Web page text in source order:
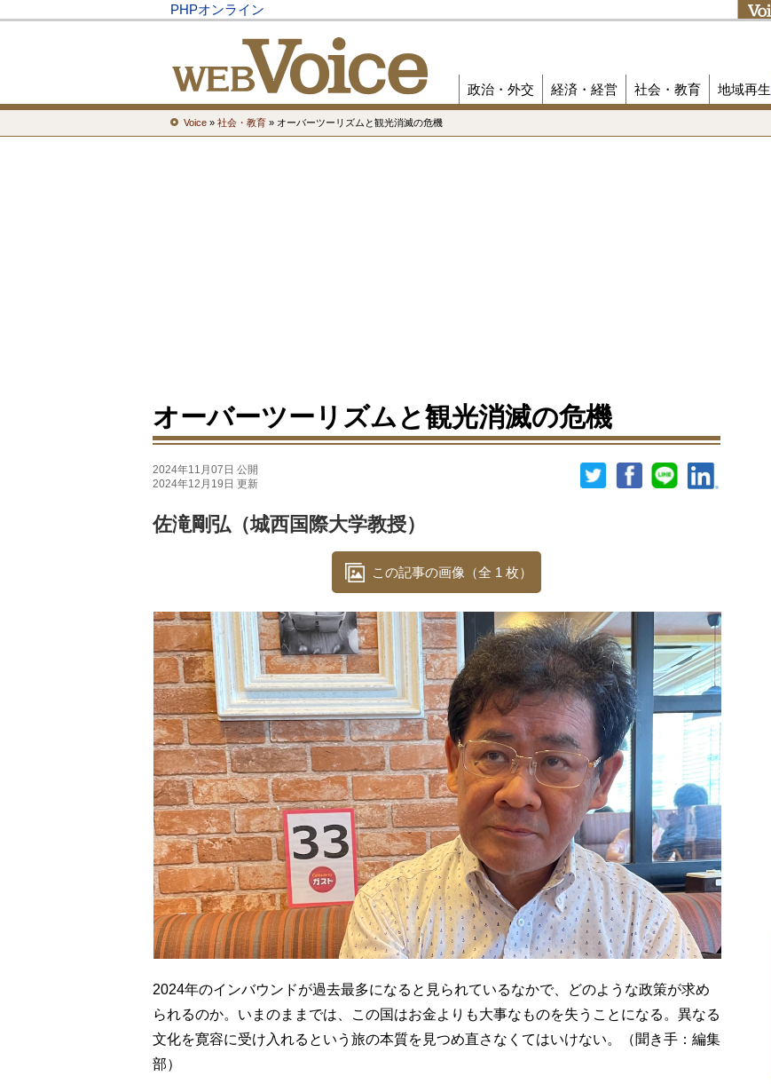
PHPオンライン
政治・外交 経済・経営 社会・教育 地域再生
Voice » 社会・教育 » オーバーツーリズムと観光消滅の危機
オーバーツーリズムと観光消滅の危機
2024年11月07日 公開
2024年12月19日 更新
佐滝剛弘（城西国際大学教授）
この記事の画像（全 1 枚）
2024年のインバウンドが過去最多になると見られているなかで、どのような政策が求め
られるのか。いまのままでは、この国はお金よりも大事なものを失うことになる。異なる
文化を寛容に受け入れるという旅の本質を見つめ直さなくてはいけない。（聞き手：編集
部）